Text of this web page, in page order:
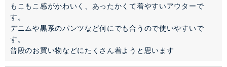
もこもこ感がかわいく、あったかくて着やすいアウターで
す。
デニムや黒系のパンツなど何にでも合うので使いやすいで
す。
普段のお買い物などにたくさん着ようと思います